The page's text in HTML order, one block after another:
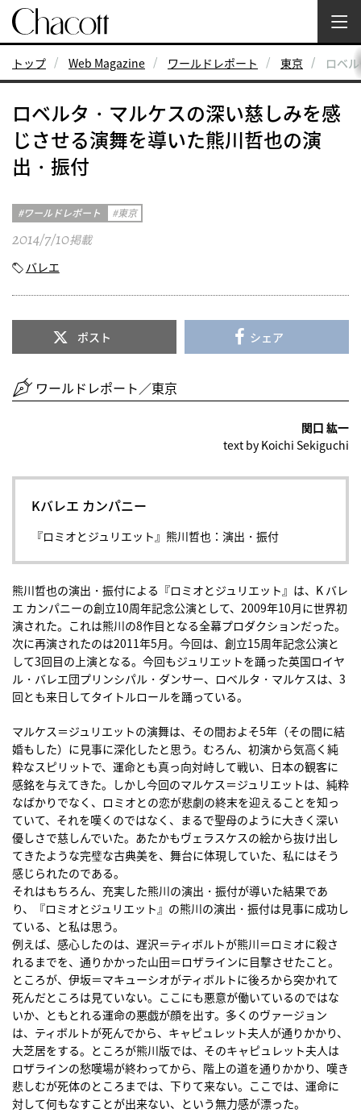
トップ Web Magazine ワールドレポート 東京 ロベ
ロベルタ・マルケスの深い慈しみを感
じさせる演舞を導いた熊川哲也の演
出・振付
ワールドレポート 東京
2014/7/10掲載
バレエ
ポスト シェア
ワールドレポート／東京
関口 紘一
text by Koichi Sekiguchi
Kバレエ カンパニー
『ロミオとジュリエット』熊川哲也：演出・振付
熊川哲也の演出・振付による『ロミオとジュリエット』は、K バレ
エ カンパニーの創立10周年記念公演として、2009年10月に世界初
演された。これは熊川の8作目となる全幕プロダクションだった。
次に再演されたのは2011年5月。今回は、創立15周年記念公演と
して3回目の上演となる。今回もジュリエットを踊った英国ロイヤ
ル・バレエ団プリンシパル・ダンサー、ロべルタ・マルケスは、3
回とも来日してタイトルロールを踊っている。
マルケス＝ジュリエットの演舞は、その間およそ5年（その間に結
婚もした）に見事に深化したと思う。むろん、初演から気高く純
粋なスピリットで、運命とも真っ向対峙して戦い、日本の観客に
感銘を与えてきた。しかし今回のマルケス＝ジュリエットは、純粋
なばかりでなく、ロミオとの恋が悲劇の終末を迎えることを知っ
ていて、それを嘆くのではなく、まるで聖母のように大きく深い
優しさで慈しんでいた。あたかもヴェラスケスの絵から抜け出し
てきたような完璧な古典美を、舞台に体現していた、私にはそう
感じられたのである。
それはもちろん、充実した熊川の演出・振付が導いた結果であ
り、『ロミオとジュリエット』の熊川の演出・振付は見事に成功し
ている、と私は思う。
例えば、感心したのは、遅沢＝ティボルトが熊川＝ロミオに殺さ
れるまでを、通りかかった山田＝ロザラインに目撃させたこと。
ところが、伊坂＝マキューシオがティボルトに後ろから突かれて
死んだところは見ていない。ここにも悪意が働いているのではな
いか、ともとれる運命の悪戯が顔を出す。多くのヴァージョン
は、ティボルトが死んでから、キャピュレット夫人が通りかかり、
大芝居をする。ところが熊川版では、そのキャピュレット夫人は
ロザラインの愁嘆場が終わってから、階上の道を通りかかり、嘆き
悲しむが死体のところまでは、下りて来ない。ここでは、運命に
対して何もなすことが出来ない、という無力感が漂った。